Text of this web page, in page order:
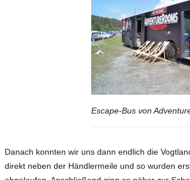
Escape-Bus von
Danach konnten wir uns dann endlich die
direkt neben der Händlermeile und so wurden